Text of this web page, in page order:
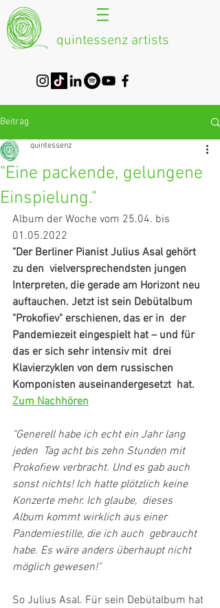
quintessenz artists
Beitrag
"Eine packende, gelungene
Einspielung."
quintessenz
Album der Woche vom 25.04. bis
01.05.2022
"Der Berliner Pianist Julius Asal gehört
zu den  vielversprechendsten jungen
Interpreten, die gerade am Horizont neu
auftauchen. Jetzt ist sein Debütalbum
"Prokofiev" erschienen, das er in  der
Pandemiezeit eingespielt hat – und für
das er sich sehr intensiv mit  drei
Klavierzyklen von dem russischen
Komponisten auseinandergesetzt  hat.
Zum Nachhören
"Generell habe ich echt ein Jahr lang
jeden  Tag acht bis zehn Stunden mit
Prokofiew verbracht. Und es gab auch
sonst nichts! Ich hatte plötzlich keine
Konzerte mehr. Ich glaube,  dieses
Album kommt wirklich aus einer
Pandemiestille, die ich auch  gebraucht
habe. Es wäre anders überhaupt nicht
möglich gewesen!"
So Julius Asal. Für sein Debütalbum hat